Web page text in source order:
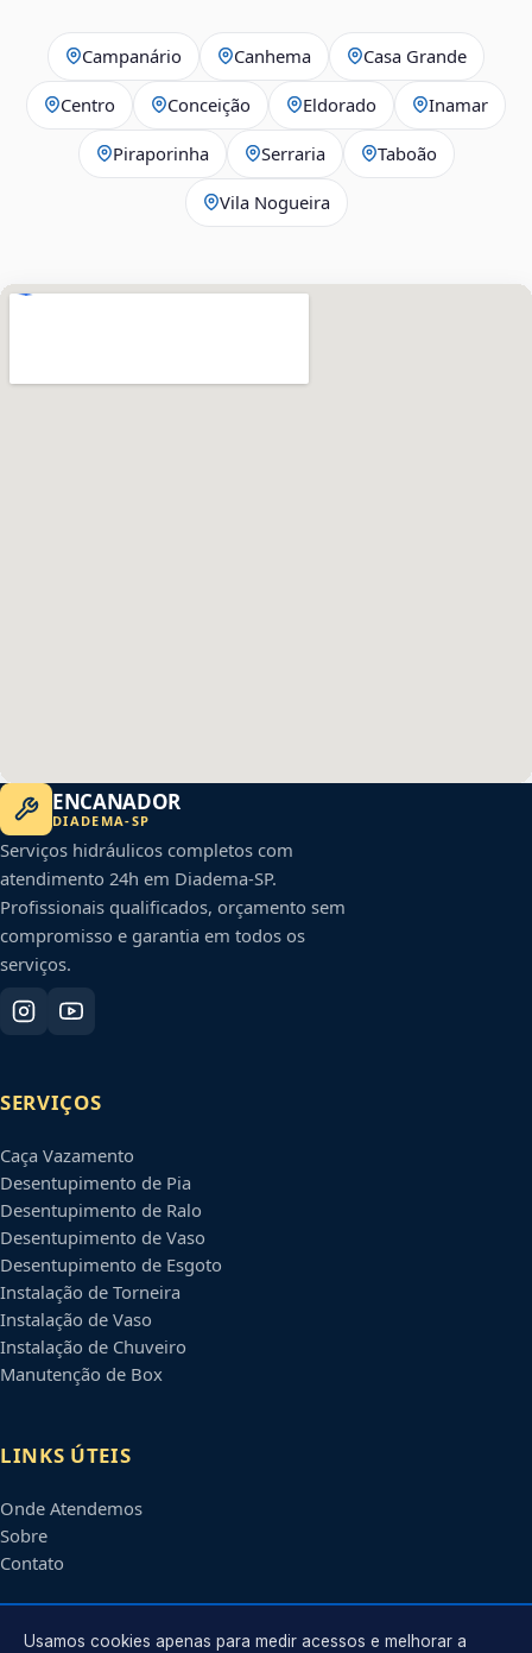
Campanário Canhema Casa Grande
Centro Conceição Eldorado Inamar
Piraporinha Serraria Taboão
Vila Nogueira
ENCANADOR
DIADEMA-SP
Serviços hidráulicos completos com
atendimento 24h em Diadema-SP.
Profissionais qualificados, orçamento sem
compromisso e garantia em todos os
serviços.
SERVIÇOS
Caça Vazamento
Desentupimento de Pia
Desentupimento de Ralo
Desentupimento de Vaso
Desentupimento de Esgoto
Instalação de Torneira
Instalação de Vaso
Instalação de Chuveiro
Manutenção de Box
LINKS ÚTEIS
Onde Atendemos
Sobre
Contato
CONTATO
Usamos cookies apenas para medir acessos e melhorar a